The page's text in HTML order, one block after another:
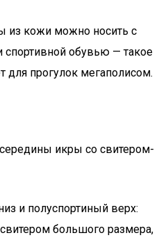
из кожи можно носить с
обувью — такое
для прогулок мегаполисом.
икры со свитером-
и полуспортиный верх:
большого размера,